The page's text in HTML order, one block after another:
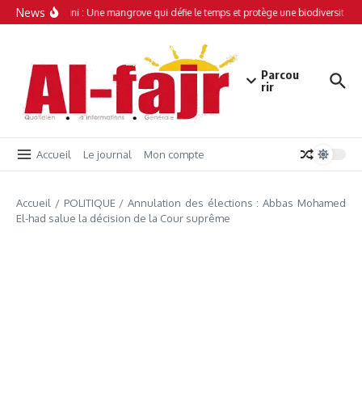
Aller au contenu
News
Simamboini : Une mangrove qui défie le temps et protège une biodiversité
Parcou
rir
Accueil Le journal Mon compte
Accueil / POLITIQUE/Annulation des élections : Abbas Mohamed
El-had salue la décision de la Cour suprême